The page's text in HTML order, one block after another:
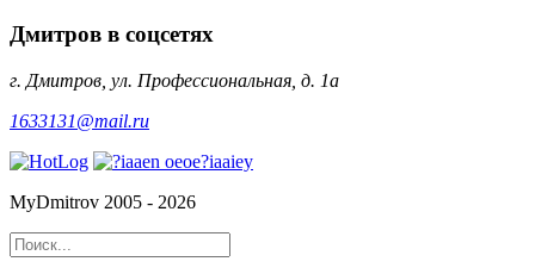
Дмитров в соцсетях
г. Дмитров, ул. Профессиональная, д. 1а
1633131@mail.ru
MyDmitrov 2005 - 2026